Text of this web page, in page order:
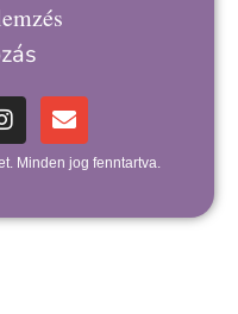
Minden jog fenntartva.